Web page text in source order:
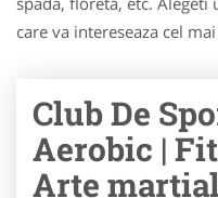
care va intereseaza cel
Club De
Aerobic |
Arte